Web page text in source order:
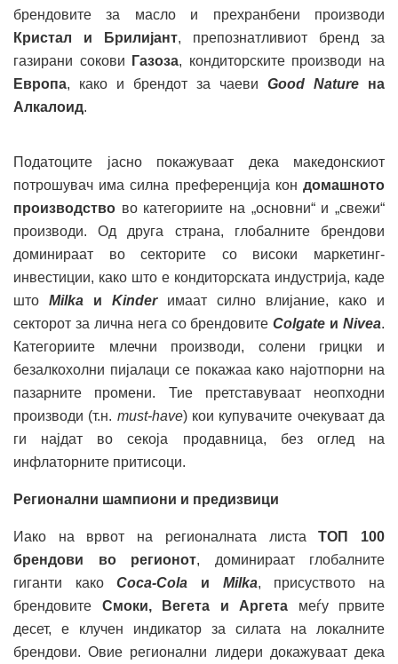
брендовите за масло и прехранбени производи
Кристал и Брилијант, препознатливиот бренд за
газирани сокови
Газоза, кондиторските производи на
Европа, како и брендот за чаеви Good Nature на
Алкалоид.
Податоците јасно покажуваат дека македонскиот
потрошувач има силна преференција кон домашното
производство во категориите на „основни“ и „свежи“
производи. Од друга страна, глобалните брендови
доминираат во секторите со високи маркетинг-
инвестиции, како што е кондиторската индустрија, каде
што Milka и Kinderимаат силно влијание, како и
секторот за лична нега со брендовитеColgate и Nivea.
Категориите млечни производи, солени грицки и
безалкохолни пијалаци се покажаа како најотпорни на
пазарните промени. Тие претставуваат неопходни
производи (т.н. must-have) кои купувачите очекуваат да
ги најдат во секоја продавница, без оглед на
инфлаторните притисоци.
Регионални шампиони и предизвици
Иако на врвот на регионалната листаТОП 100
брендови во регионот, доминираат глобалните
гиганти какоCoca-Cola и Milka, присуството на
брендовите Смоки, Вегета и Аргета меѓу првите
десет, е клучен индикатор за силата на локалните
брендови. Овие регионални лидери докажуваат дека